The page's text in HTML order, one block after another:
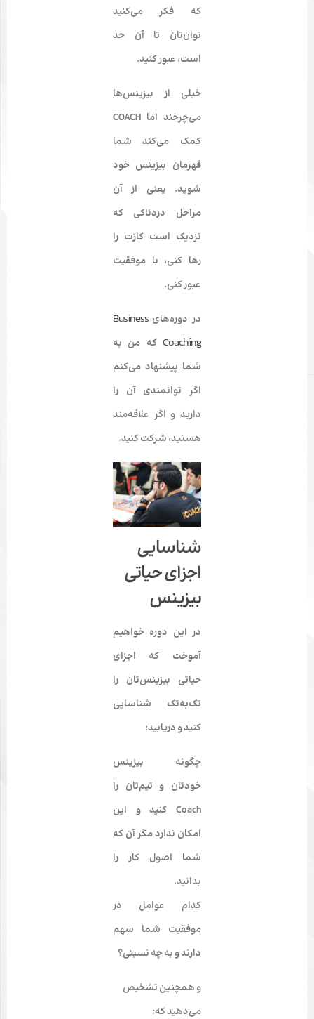
که فکر می‌کنید
توان‌تان تا آن حد
است، عبور کنید.
خیلی از بیزینس‌ها
می‌چرخند اما COACH
کمک می‌کند شما
قهرمان بیزینس خود
شوید. یعنی از آن
مراحل دردناکی که
نزدیک است کارَت را
رها کنی، با موفقیت
عبور کنی.
در دوره‌هایBusiness
Coachingکه من به
شما پیشنهاد می‌کنم
اگر توانمندی آن را
دارید و اگر علاقه‌مند
هستید، شرکت کنید.
شناسایی
اجزای حیاتی
بیزینس
در این دوره خواهیم
آموخت که اجزای
حیاتی بیزینس‌تان را
تک‌به‌تک شناسایی
کنید و دریابید:
چگونه بیزینس
خودتان و تیم‌تان را
Coach کنید و این
امکان ندارد مگر آن که
شما اصول کار را
بدانید.
کدام عوامل در
موفقیت شما سهم
دارند و به چه نسبتی؟
و همچنینتشخیص
می‌دهیدکه: